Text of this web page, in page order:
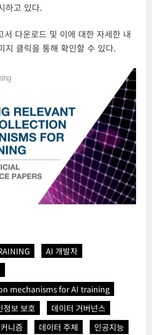
하고 있다.
서 다운로드 및 이에 대한 자세한 내
지 클릭을 통해 확인할 수 있다.
AI 개발자
mechanisms for AI training
정보 보호
데이터 거버넌스
니즘
데이터 주체 인공지능